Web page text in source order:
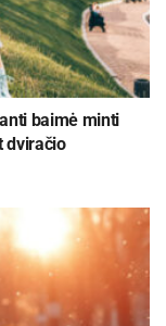
baimė minti
dviračio